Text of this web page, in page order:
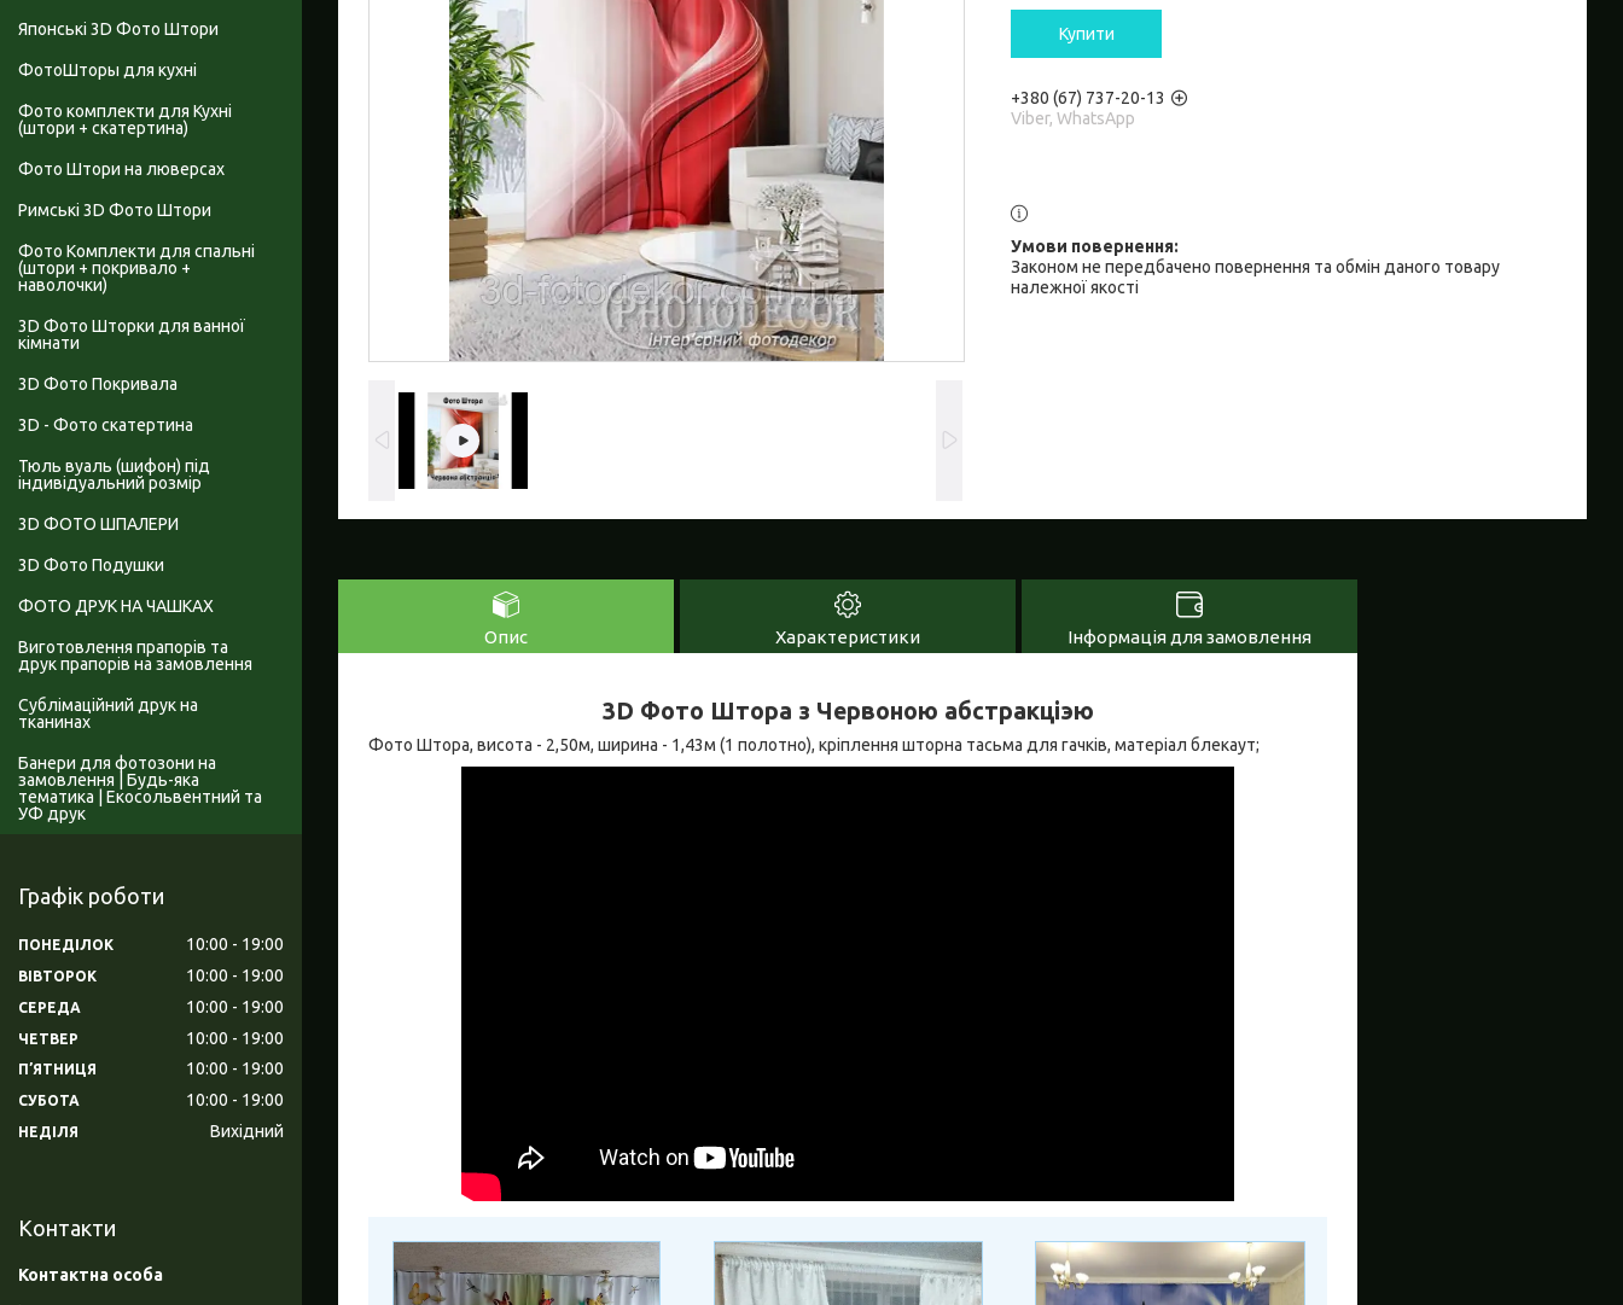
Купити
+380 (67) 737-20-13
Viber, WhatsApp
Законом не передбачено повернення та обмін даного товару
належної якості
Опис Характеристики Інформація для замовлення
3D Фото Штора з Червоною абстракціэю
Фото Штора, висота - 2,50м, ширина - 1,43м (1 полотно), кріплення шторна тасьма для гачків, матеріал блекаут;
Японські 3D Фото Штори
ФотоШторы для кухні
Фото комплекти для Кухні
(штори + скатертина)
Фото Штори на люверсах
Римські 3D Фото Штори
Фото Комплекти для спальні
(штори + покривало +
наволочки)
3D Фото Шторки для ванної
кімнати
3D Фото Покривала
3D - Фото скатертина
Тюль вуаль (шифон) під
індивідуальний розмір
3D ФОТО ШПАЛЕРИ
3D Фото Подушки
ФОТО ДРУК НА ЧАШКАХ
Виготовлення прапорів та
друк прапорів на замовлення
Сублімаційний друк на
тканинах
Банери для фотозони на
замовлення | Будь-яка
тематика | Екосольвентний та
УФ друк
Графік роботи
ПОНЕДІЛОК 10:00 19:00
ВІВТОРОК 10:00 19:00
СЕРЕДА 10:00 19:00
ЧЕТВЕР 10:00 19:00
ПʼЯТНИЦЯ 10:00 19:00
СУБОТА 10:00 19:00
НЕДІЛЯ Вихідний
Контакти